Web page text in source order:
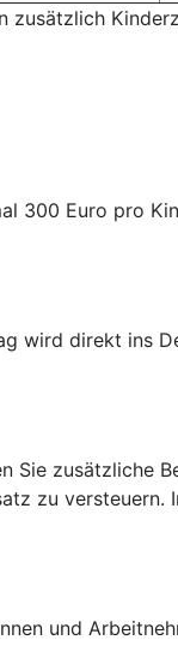
zusätzlich
300 Euro pro
wird direkt ins
Sie zusätzliche
zu versteuern.
und